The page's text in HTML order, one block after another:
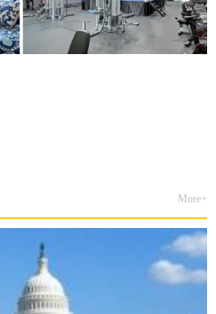
More+